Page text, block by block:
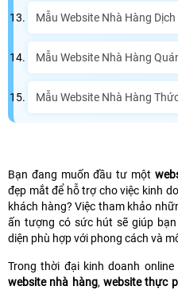
Mẫu Website Nhà Hàng
Mẫu Website Nhà Hàng
Mẫu Website Nhà Hàng
Bạn đang muốn đầu tư một
đẹp mắt để hỗ trợ cho việc kinh
khách hàng? Việc tham khảo
ấn tượng có sức hút sẽ giúp
diện phù hợp với phong cách và
Trong thời đại kinh doanh
website nhà hàng,website thực